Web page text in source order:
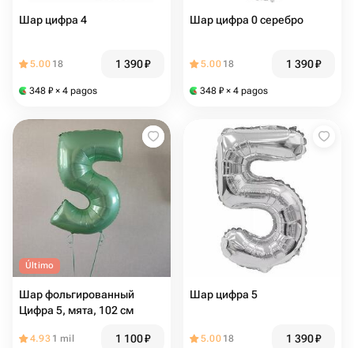
Шар цифра 4
5.00 18 1 390₽
348 ₽ × 4 pagos
Шар цифра 0 серебро
5.00 18 1 390₽
348 ₽ × 4 pagos
Último
Шар фольгированный
Цифра 5, мята, 102 см
4.93 1 mil 1 100₽
Шар цифра 5
5.00 18 1 390₽